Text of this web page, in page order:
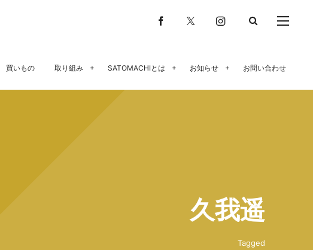
買いもの 取り組み SATOMACHIとは お知らせ お問い合わせ
久我遥
Tagged